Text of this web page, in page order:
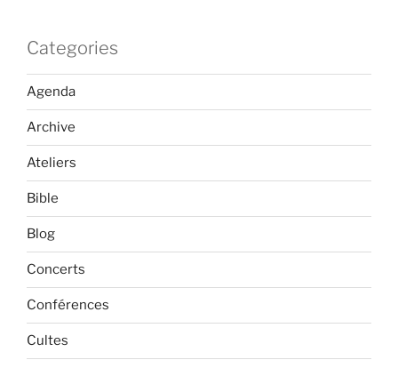
Categories
Agenda
Archive
Ateliers
Bible
Blog
Concerts
Conférences
Cultes